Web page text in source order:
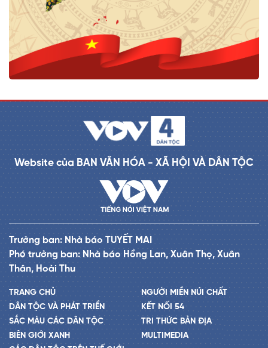
Website của BAN VĂN HÓA - XÃ HỘI VÀ DÂN TỘC
Trưởng ban: Nhà báo TUYẾT MAI
Phó trưởng ban: Nhà báo Hồng Lan, Xuân Thọ, Xuân
Thân, Hoài Thu
TRANG CHỦ
DÂN TỘC VÀ PHÁT TRIỂN
SẮC MÀU CÁC DÂN TỘC
BIÊN GIỚI XANH
NGƯỜI MIỀN NÚI CHẤT
KẾT NỐI 54
TRI THỨC BẢN ĐỊA
MULTIMEDIA